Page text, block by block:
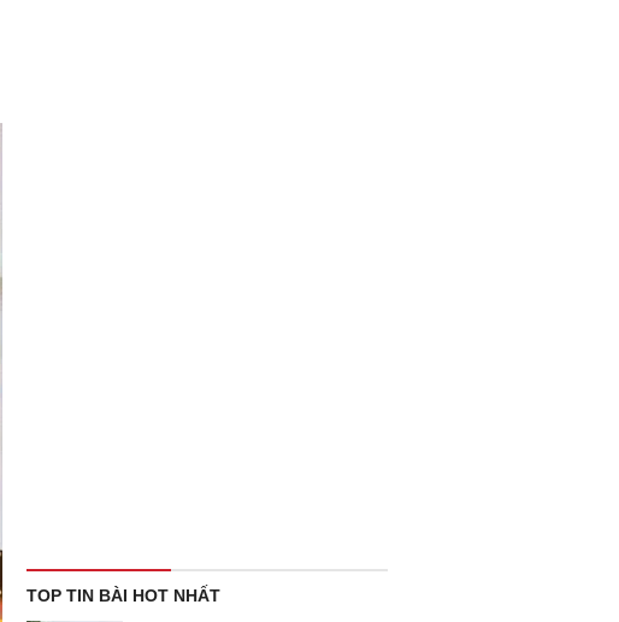
TOP TIN BÀI HOT NHẤT